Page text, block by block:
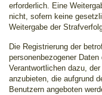
erforderlich. Eine
nicht, sofern keine
Weitergabe der
Die Registrierung der
personenbezogener
Verantwortlichen dazu,
anzubieten, die aufgrund
Benutzern angeboten